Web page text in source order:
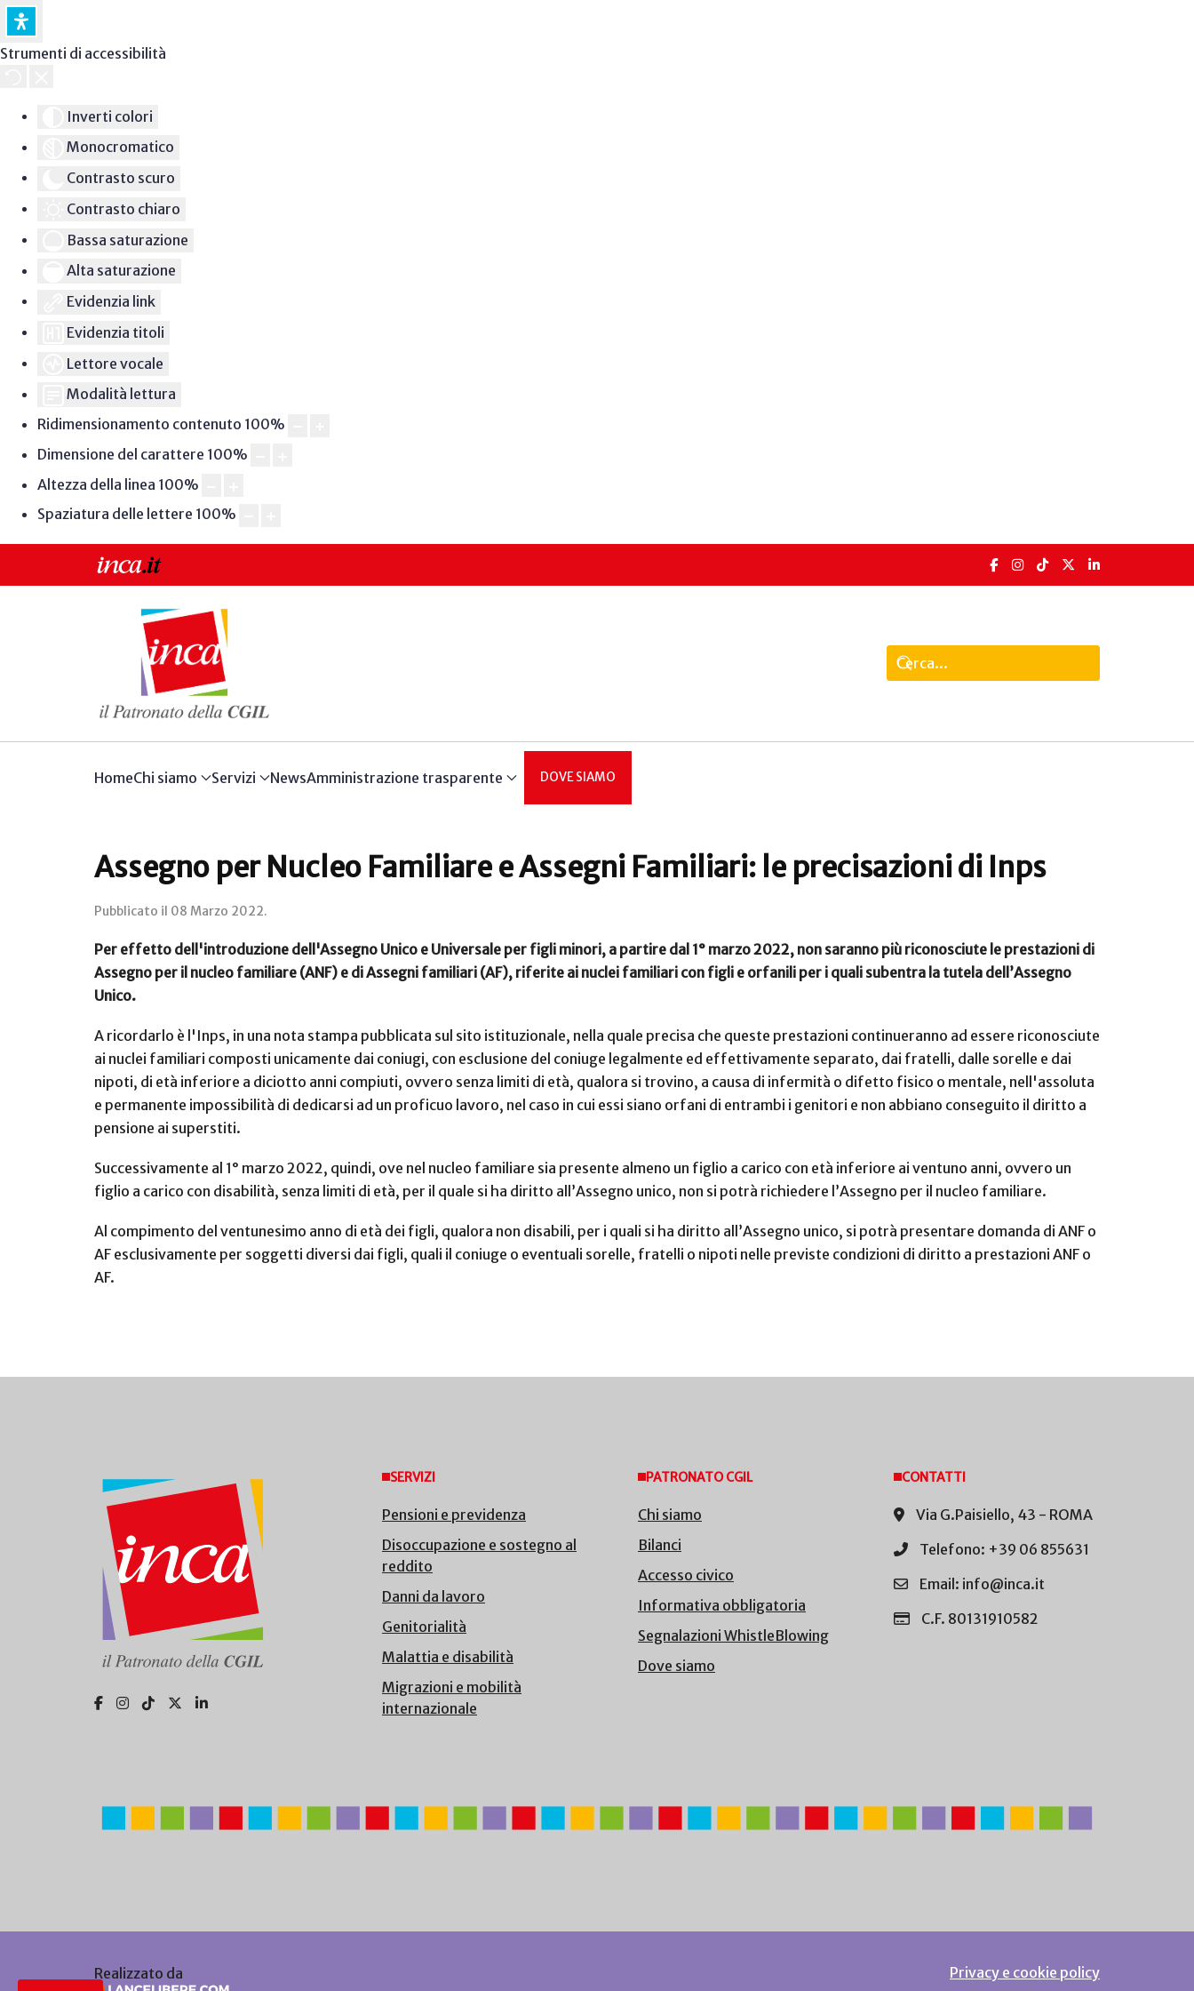
Strumenti di accessibilità
Inverti colori
Monocromatico
Contrasto scuro
Contrasto chiaro
Bassa saturazione
Alta saturazione
Evidenzia link
Evidenzia titoli
Lettore vocale
Modalità lettura
Ridimensionamento contenuto 100%
Dimensione del carattere 100%
Altezza della linea 100%
Spaziatura delle lettere 100%
HomeChi siamo Servizi NewsAmministrazione trasparente DOVE SIAMO
Assegno per Nucleo Familiare e Assegni Familiari: le precisazioni di Inps
Pubblicato il 08 Marzo 2022.
Per effetto dell'introduzione dell'Assegno Unico e Universale per figli minori, a partire dal 1° marzo 2022, non saranno più riconosciute le prestazioni di
Assegno per il nucleo familiare (ANF) e di Assegni familiari (AF), riferite ai nuclei familiari con figli e orfanili per i quali subentra la tutela dell’Assegno
Unico.
A ricordarlo è l'Inps, in una nota stampa pubblicata sul sito istituzionale, nella quale precisa che queste prestazioni continueranno ad essere riconosciute
ai nuclei familiari composti unicamente dai coniugi, con esclusione del coniuge legalmente ed effettivamente separato, dai fratelli, dalle sorelle e dai
nipoti, di età inferiore a diciotto anni compiuti, ovvero senza limiti di età, qualora si trovino, a causa di infermità o difetto fisico o mentale, nell'assoluta
e permanente impossibilità di dedicarsi ad un proficuo lavoro, nel caso in cui essi siano orfani di entrambi i genitori e non abbiano conseguito il diritto a
pensione ai superstiti.
Successivamente al 1° marzo 2022, quindi, ove nel nucleo familiare sia presente almeno un figlio a carico con età inferiore ai ventuno anni, ovvero un
figlio a carico con disabilità, senza limiti di età, per il quale si ha diritto all’Assegno unico, non si potrà richiedere l’Assegno per il nucleo familiare.
Al compimento del ventunesimo anno di età dei figli, qualora non disabili, per i quali si ha diritto all’Assegno unico, si potrà presentare domanda di ANF o
AF esclusivamente per soggetti diversi dai figli, quali il coniuge o eventuali sorelle, fratelli o nipoti nelle previste condizioni di diritto a prestazioni ANF o
AF.
SERVIZI
Pensioni e previdenza
Disoccupazione e sostegno al
reddito
Danni da lavoro
Genitorialità
Malattia e disabilità
Migrazioni e mobilità
internazionale
PATRONATO CGIL
Chi siamo
Bilanci
Accesso civico
Informativa obbligatoria
Segnalazioni WhistleBlowing
Dove siamo
CONTATTI
Via G.Paisiello, 43 - ROMA
Telefono: +39 06 855631
Email: info@inca.it
C.F. 80131910582
Realizzato da Privacy e cookie policy